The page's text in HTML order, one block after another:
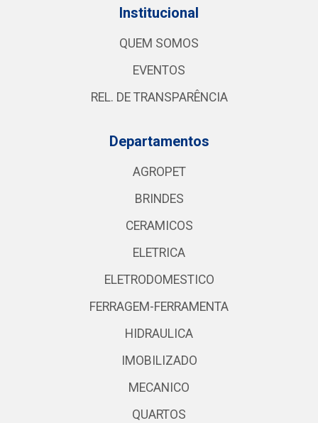
Institucional
QUEM SOMOS
EVENTOS
REL. DE TRANSPARÊNCIA
Departamentos
AGROPET
BRINDES
CERAMICOS
ELETRICA
ELETRODOMESTICO
FERRAGEM-FERRAMENTA
HIDRAULICA
IMOBILIZADO
MECANICO
QUARTOS